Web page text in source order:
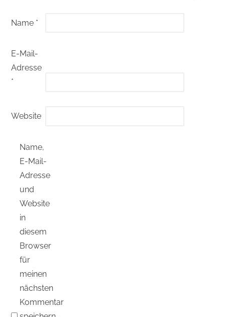
Name *
E-Mail-
Adresse
*
Website
Name,
E-Mail-
Adresse
und
Website
in
diesem
Browser
für
meinen
nächsten
Kommentar